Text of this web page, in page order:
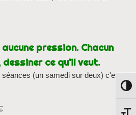
pression. Chacun
ce qu'il veut.
(un samedi sur deux) c'est